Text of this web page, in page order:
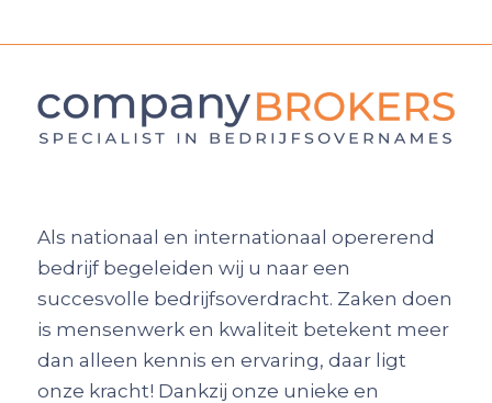
Als nationaal en internationaal opererend
bedrijf begeleiden wij u naar een
succesvolle bedrijfsoverdracht. Zaken doen
is mensenwerk en kwaliteit betekent meer
dan alleen kennis en ervaring, daar ligt
onze kracht! Dankzij onze unieke en